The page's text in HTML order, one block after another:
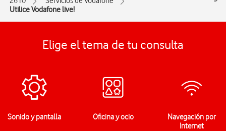
Utilice Vodafone live!
Elige el tema de tu consulta
Sonido y pantalla Oficina y ocio
Navegación por
Internet